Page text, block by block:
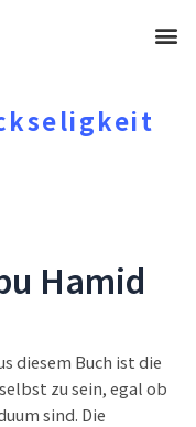
メ
Hamid
diesem Buch ist die
zu sein, egal ob
sind. Die